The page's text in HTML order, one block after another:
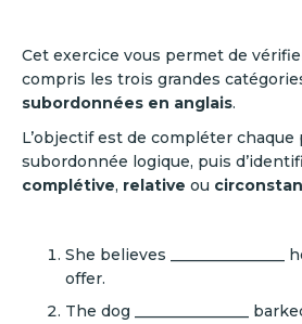
Cet exercice vous permet de
compris les trois grandes
subordonnées en anglais.
L’objectif est de compléter chaque
subordonnée logique, puis
complétive, relative ou
She believes
offer.
The dog _______________